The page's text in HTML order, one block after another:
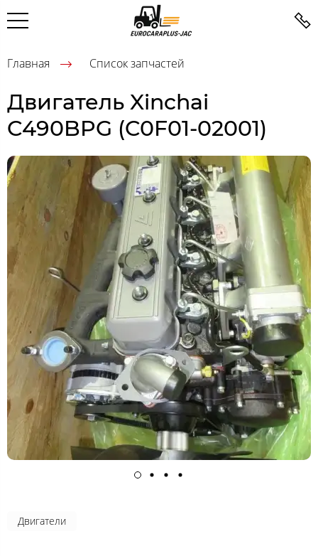
Главная Список запчастей
Двигатель Xinchai
C490BPG (C0F01-02001)
Двигатели